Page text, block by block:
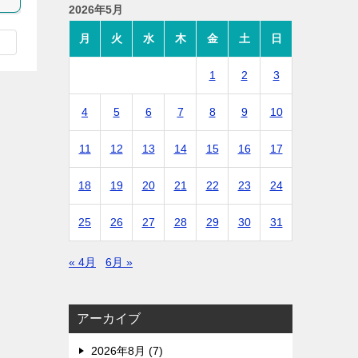
2026年5月
月 火 水 木 金 土 日
1 2 3
4 5 6 7 8 9 10
11 12 13 14 15 16 17
18 19 20 21 22 23 24
25 26 27 28 29 30 31
« 4月 6月 »
アーカイブ
2026年8月 (7)